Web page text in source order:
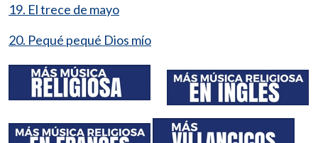
19. El trece de mayo
20. Pequé pequé Dios mío